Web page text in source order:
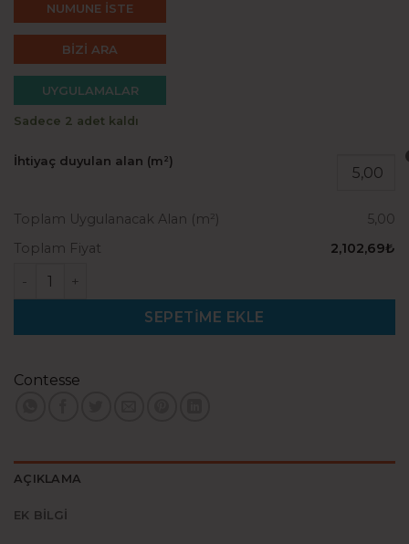
NUMUNE İSTE
BİZİ ARA
UYGULAMALAR
Sadece 2 adet kaldı
İhtiyaç duyulan alan (m²)
Toplam Uygulanacak Alan (m²)
5,00
Toplam Fiyat
2,102,69₺
Diva 950 (50×50) adet
SEPETIME EKLE
Contesse
AÇIKLAMA
EK BILGI